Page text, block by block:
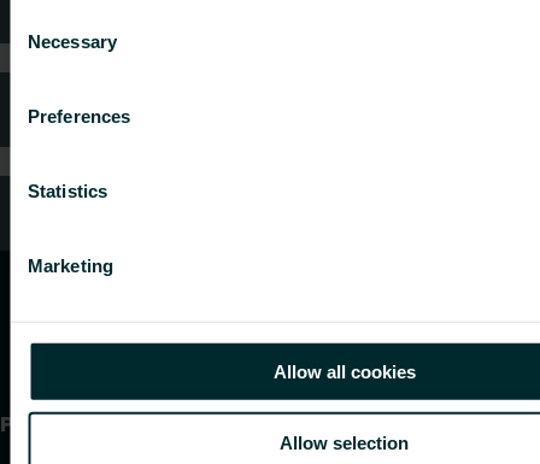
Selection
Necessary
Preferences
Statistics
Marketing
Allow all cookies
Allow selection
Veelgestelde vragen
Producten